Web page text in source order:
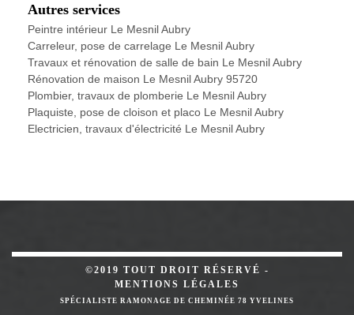
Autres services
Peintre intérieur Le Mesnil Aubry
Carreleur, pose de carrelage Le Mesnil Aubry
Travaux et rénovation de salle de bain Le Mesnil Aubry
Rénovation de maison Le Mesnil Aubry 95720
Plombier, travaux de plomberie Le Mesnil Aubry
Plaquiste, pose de cloison et placo Le Mesnil Aubry
Electricien, travaux d'électricité Le Mesnil Aubry
©2019 TOUT DROIT RÉSERVÉ -
MENTIONS LÉGALES
SPÉCIALISTE RAMONAGE DE CHEMINÉE 78 YVELINES